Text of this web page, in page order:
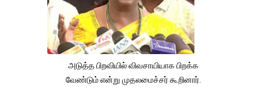
அடுத்த பிறவியில் விவசாயியாக பிறக்க
வேண்டும் என்று முதலமைச்சர் கூறினார்.